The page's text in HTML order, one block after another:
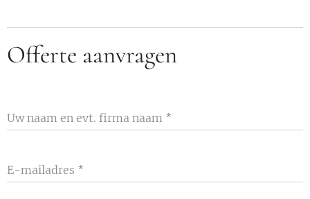
Offerte aanvragen
Uw naam en evt. firma naam
E-mailadres